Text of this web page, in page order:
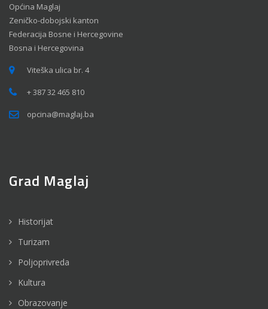
Općina Maglaj
Zeničko-dobojski kanton
Federacija Bosne i Hercegovine
Bosna i Hercegovina
Viteška ulica br. 4
+ 387 32 465 810
opcina@maglaj.ba
Grad Maglaj
Historijat
Turizam
Poljoprivreda
Kultura
Obrazovanje